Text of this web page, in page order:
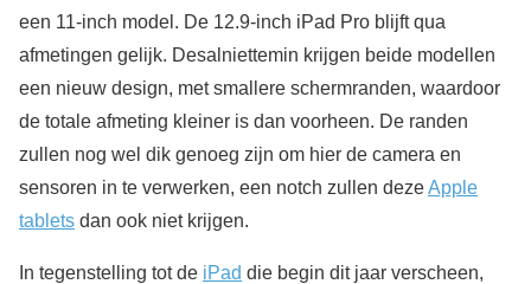
een 11-inch model. De 12.9-inch iPad Pro blijft qua
afmetingen gelijk. Desalniettemin krijgen beide modellen
een nieuw design, met smallere schermranden, waardoor
de totale afmeting kleiner is dan voorheen. De randen
zullen nog wel dik genoeg zijn om hier de camera en
sensoren in te verwerken, een notch zullen dezeApple
tablets dan ook niet krijgen.
In tegenstelling tot de iPad die begin dit jaar verscheen,